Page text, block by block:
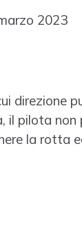
2023
direzione
il pilota non
la rotta